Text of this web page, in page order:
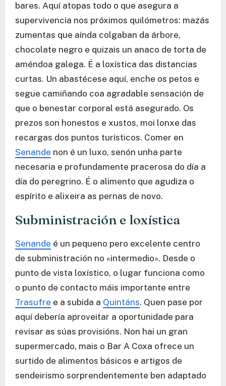
bares. Aquí atopas todo o que asegura a
supervivencia nos próximos quilómetros: mazás
zumentas que aínda colgaban da árbore,
chocolate negro e quizais un anaco de torta de
améndoa galega. É a loxística das distancias
curtas. Un abastécese aquí, enche os petos e
segue camiñando coa agradable sensación de
que o benestar corporal está asegurado. Os
prezos son honestos e xustos, moi lonxe das
recargas dos puntos turísticos. Comer en
Senande non é un luxo, senón unha parte
necesaria e profundamente pracerosa do día a
día do peregrino. É o alimento que agudiza o
espírito e alixeira as pernas de novo.
Subministración e loxística
Senande é un pequeno pero excelente centro
de subministración no «intermedio». Desde o
punto de vista loxístico, o lugar funciona como
o punto de contacto máis importante entre
Trasufre e a subida a Quintáns. Quen pase por
aquí debería aproveitar a oportunidade para
revisar as súas provisións. Non hai un gran
supermercado, mais o Bar A Coxa ofrece un
surtido de alimentos básicos e artigos de
sendeirismo sorprendentemente ben adaptado